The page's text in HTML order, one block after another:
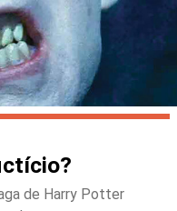
de Harry Potter